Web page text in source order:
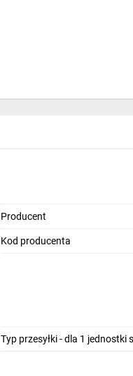
Producent
Kod producenta
Typ przesyłki - dla 1 jednostki